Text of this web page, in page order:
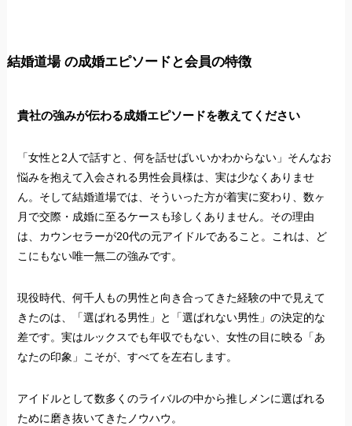
結婚道場 の成婚エピソードと会員の特徴
貴社の強みが伝わる成婚エピソードを教えてください
「女性と2人で話すと、何を話せばいいかわからない」そんなお
悩みを抱えて入会される男性会員様は、実は少なくありませ
ん。そして結婚道場では、そういった方が着実に変わり、数ヶ
月で交際・成婚に至るケースも珍しくありません。その理由
は、カウンセラーが20代の元アイドルであること。これは、ど
こにもない唯一無二の強みです。
現役時代、何千人もの男性と向き合ってきた経験の中で見えて
きたのは、「選ばれる男性」と「選ばれない男性」の決定的な
差です。実はルックスでも年収でもない、女性の目に映る「あ
なたの印象」こそが、すべてを左右します。
アイドルとして数多くのライバルの中から推しメンに選ばれる
ために磨き抜いてきたノウハウ。